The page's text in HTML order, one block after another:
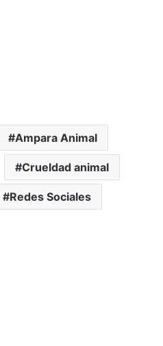
Ampara Animal
Crueldad animal
Redes Sociales